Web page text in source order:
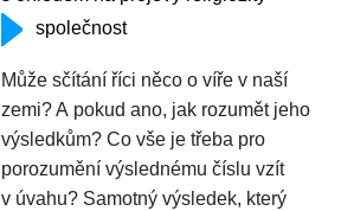
společnost
Může sčítání říci něco o víře v naší
zemi? A pokud ano, jak rozumět jeho
výsledkům? Co vše je třeba pro
porozumění výslednému číslu vzít
v úvahu? Samotný výsledek, který